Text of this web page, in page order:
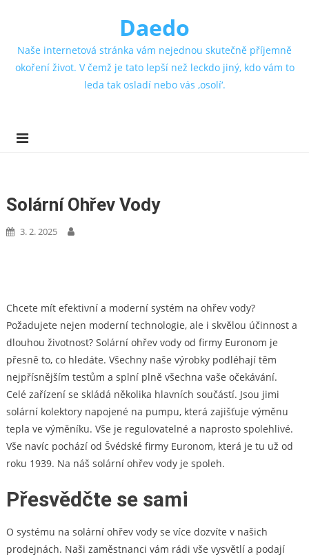
Daedo
Naše internetová stránka vám nejednou skutečně příjemně
okoření život. V čemž je tato lepší než leckdo jiný, kdo vám to
leda tak osladí nebo vás ‚osolí‘.
Solární Ohřev Vody
3. 2. 2025
Chcete mít efektivní a moderní systém na ohřev vody?
Požadujete nejen moderní technologie, ale i skvělou účinnost a
dlouhou životnost? Solární ohřev vody od firmy Euronom je
přesně to, co hledáte. Všechny naše výrobky podléhají těm
nejpřísnějším testům a splní plně všechna vaše očekávání.
Celé zařízení se skládá několika hlavních součástí. Jsou jimi
solární kolektory napojené na pumpu, která zajišťuje výměnu
tepla ve výměníku. Vše je regulovatelné a naprosto spolehlivé.
Vše navíc pochází od Švédské firmy Euronom, která je tu už od
roku 1939. Na náš solární ohřev vodyje spoleh.
Přesvědčte se sami
O systému na solární ohřev vody se více dozvíte v našich
prodejnách. Naši zaměstnanci vám rádi vše vysvětlí a podají